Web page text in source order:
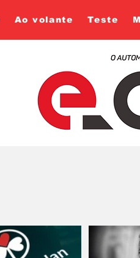
Ao volante Teste